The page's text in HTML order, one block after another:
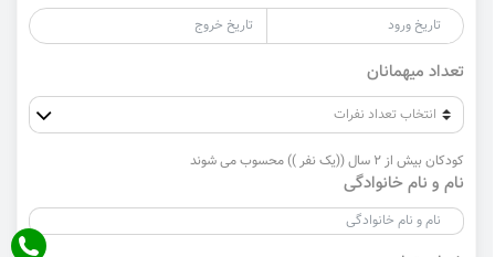
تعداد میهمانان
کودکان بیش از 2 سال ((یک نفر )) محسوب می شوند
نام و نام خانوادگی